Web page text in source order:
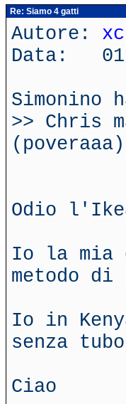
Re: Siamo 4 gatti
Autore:
Data:
Simonino
>> Chris
Odio
Io la mia
metodo
Io in
senza
Ciao